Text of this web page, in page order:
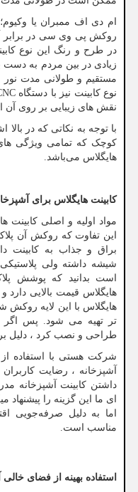
ام دی اف ممبران یا
روکش پی وی سی در برابر
در طرح و رنگ این نوع
زیادی در بین مردم به دست
مستقیم و طولانی مدت نور
نوع کابینت نیز با دستگاه
نقش ­های زیبایی بر روی آن
با توجه به نکاتی که در
کوچک که تمامی ویژگی
هایگلاس می‌باشد.
کابینت هایگلاس برای
مواد اولیه و اصلی
این تفاوت که روکش آن
براق و جذاب به کابینت
شیشه داشته ولی
است بدانید که پوشش
هایگلاس قیمت بالایی
هایگلاس با این لایه
تر تهیه می شود. پس اگر
طراحی و نصب کرد ، دلیل
شرکت هستی با استفاده از
آشپزخانه ، رضایت
داشتن کابینت آشپزخانه
ای ما این گزینه را پیشنهاد
اما به دلیل صرفه‌جویی
مناسب است.
استفاده بهینه از فضای خالی